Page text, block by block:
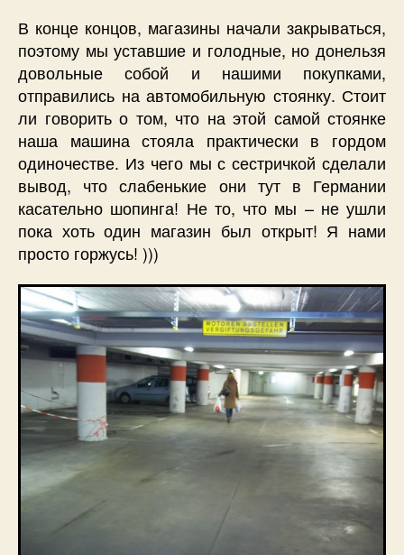
В конце концов, магазины начали закрываться,
поэтому мы уставшие и голодные, но донельзя
довольные собой и нашими покупками,
отправились на автомобильную стоянку. Стоит
ли говорить о том, что на этой самой стоянке
наша машина стояла практически в гордом
одиночестве. Из чего мы с сестричкой сделали
вывод, что слабенькие они тут в Германии
касательно шопинга! Не то, что мы – не ушли
пока хоть один магазин был открыт! Я нами
просто горжусь! )))